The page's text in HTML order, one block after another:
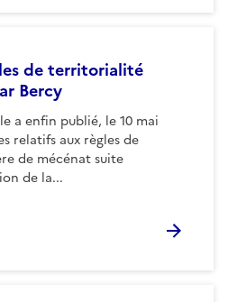
de territorialité
Bercy
a enfin publié, le 10 mai
relatifs aux règles de
de mécénat suite
de la...